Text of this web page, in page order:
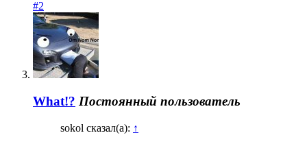
#2
What!? Постоянный пользователь
sokol сказал(а): ↑